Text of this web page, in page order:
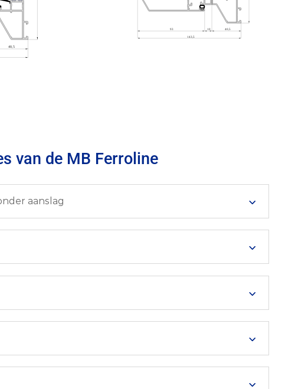
van de MB Ferroline
aanslag